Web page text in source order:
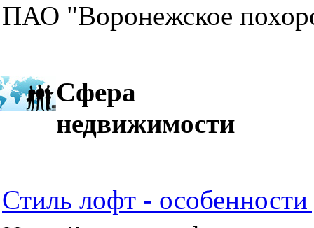
ПАО "Воронежское
Сфера
недвижимости
Стиль лофт -